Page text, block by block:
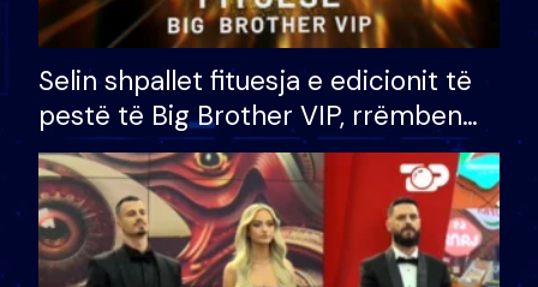
Selin shpallet fituesja e edicionit të
pestë të Big Brother VIP, rrëmben
çmimin e madh prej 100 mijë eurosh